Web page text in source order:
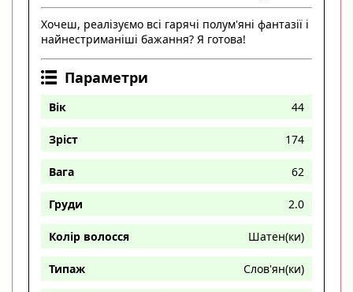
Хочеш, реалізуємо всі гарячі полум'яні фантазії і
найнестриманіші бажання? Я готова!
Параметри
Вік 44
Зріст 174
Вага 62
Груди 2.0
Колір волосся Шатен(ки)
Типаж Слов'ян(ки)